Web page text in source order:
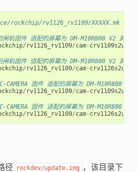
rockchip/rv1126_rv1109/XXXXX.mk
机固件 适配的屏幕为 DM-M10R800 V2 屏幕
/ rv1126_rv1109/cam- crv1109s2u
机固件 适配的屏幕为 DM-M10R800 V2 屏幕
/ rv1126_rv1109/cam- crv1126s2u
固件 适配的屏幕为 DM-M10R800 V2
/ rv1126_rv1109/cam- crv1109s2u
固件 适配的屏幕为 DM-M10R800 V2
/ rv1126_rv1109/cam- crv1126s2u
径 rockdev/update.img
，该目录下